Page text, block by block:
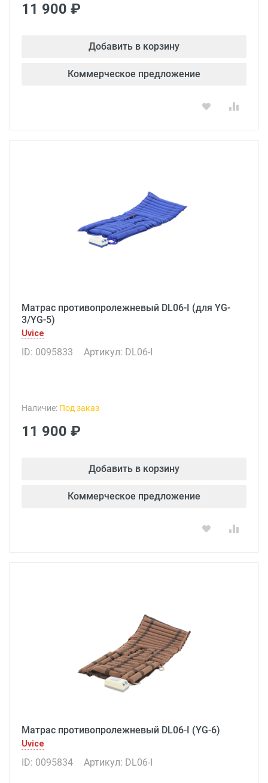
11 900 ₽
Добавить в корзину
Коммерческое предложение
Матрас противопролежневый DL06-I (для YG-
3/YG-5)
Uvice
ID: 0095833 Артикул: DL06-I
Наличие: Под заказ
11 900 ₽
Добавить в корзину
Коммерческое предложение
Матрас противопролежневый DL06-I (YG-6)
Uvice
ID: 0095834 Артикул: DL06-I